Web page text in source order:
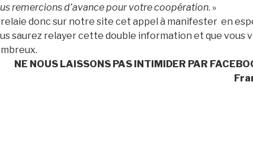
remercions d’avance pour votre coopération. »
relaie donc sur notre site cet appel à manifester en
saurez relayer cette double information et que vous
NE NOUS LAISSONS PAS INTIMIDER PAR